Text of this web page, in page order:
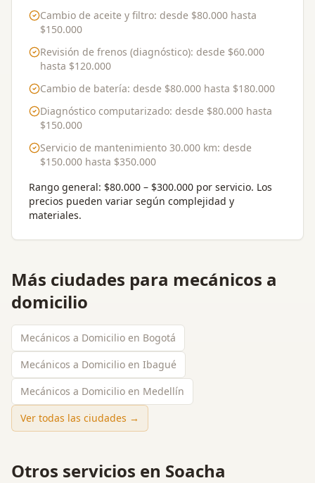
Cambio de aceite y filtro: desde $80.000 hasta
$150.000
Revisión de frenos (diagnóstico): desde $60.000
hasta $120.000
Cambio de batería: desde $80.000 hasta $180.000
Diagnóstico computarizado: desde $80.000 hasta
$150.000
Servicio de mantenimiento 30.000 km: desde
$150.000 hasta $350.000
Rango general: $80.000 – $300.000 por servicio. Los
precios pueden variar según complejidad y
materiales.
Más ciudades para mecánicos a
domicilio
Mecánicos a Domicilio en Bogotá
Mecánicos a Domicilio en Ibagué
Mecánicos a Domicilio en Medellín
Ver todas las ciudades →
Otros servicios en Soacha